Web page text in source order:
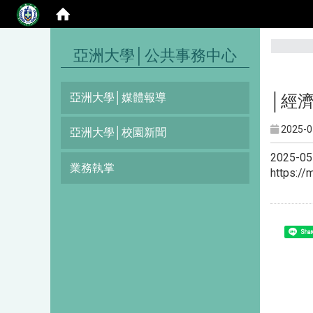
亞洲大學│公共事務中心
亞洲大學│媒體報導
亞洲大學│校園新聞
業務執掌
│經
2025-
2025-
https://